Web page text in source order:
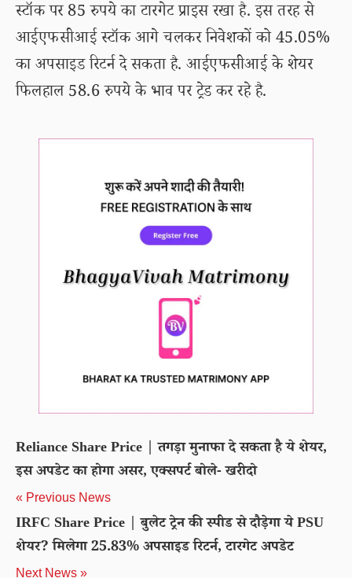
स्टॉक पर 85 रुपये का टारगेट प्राइस रखा है. इस तरह से
आईएफसीआई स्टॉक आगे चलकर निवेशकों को 45.05%
का अपसाइड रिटर्न दे सकता है. आईएफसीआई के शेयर
फिलहाल 58.6 रुपये के भाव पर ट्रेड कर रहे है.
Reliance Share Price | तगड़ा मुनाफा दे सकता है ये शेयर,
इस अपडेट का होगा असर, एक्सपर्ट बोले- खरीदो
« Previous News
IRFC Share Price | बुलेट ट्रेन की स्पीड से दौड़ेगा ये PSU
शेयर? मिलेगा 25.83% अपसाइड रिटर्न, टारगेट अपडेट
Next News »